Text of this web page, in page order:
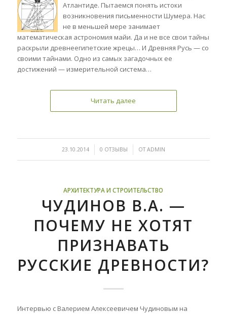
Атлантиде. Пытаемся понять истоки
возникновения письменности Шумера. Нас
не в меньшей мере занимает
математическая астрономия майи. Да и не все свои тайны
раскрыли древнеегипетские жрецы… И Древняя Русь — со
своими тайнами. Одно из самых загадочных ее
достижений — измерительной система…
Читать далее
23.10.2014
/ 0 ОТЗЫВЫ
/ ОТADMIN
АРХИТЕКТУРА И СТРОИТЕЛЬСТВО
ЧУДИНОВ В.А. —
ПОЧЕМУ НЕ ХОТЯТ
ПРИЗНАВАТЬ
РУССКИЕ ДРЕВНОСТИ?
Интервью с Валерием Алексеевичем Чудиновым на